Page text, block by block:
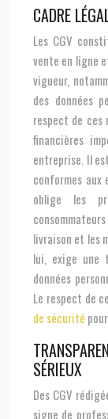
CADRE
Les CGV
vente en ligne
vigueur,
des données
respect de ces
financières
entreprise. Il
conformes aux
oblige les
livraison et les
lui, exige une
données
Le respect de
de sécurité
SÉRIEUX
Des CGV
signe de